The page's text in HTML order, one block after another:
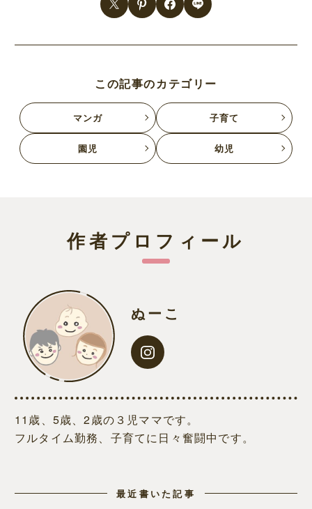
この記事のカテゴリー
マンガ 子育て
園児 幼児
作者プロフィール
ぬーこ
11歳、5歳、2歳の３児ママです。
フルタイム勤務、子育てに日々奮闘中です。
最近書いた記事